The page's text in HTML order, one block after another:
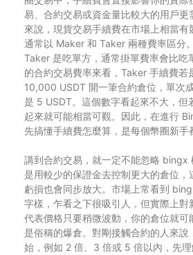
易、合約交易或資金量比較大的用戶
來說，現貨交易手續費在市場上相當有
通常以 Maker 和 Taker 兩種費率區分
Taker 是吃單方，通常掛單費率會比吃
的合約交易費率來看，Taker 手續費若
10,000 USDT 開一筆合約倉位，單次
是 5 USDT。這個數字看起來不大，但
起來就可能相當可觀。因此，在進行
先搞懂手續費怎麼算，是每個幣圈新手
講到合約交易，就一定不能忽略 bingx
是用較少的保證金去控制更大的倉位，
虧損也會同步放大。市場上常看到
字樣，乍看之下很吸引人，但實際上對
代表價格只要稍微波動，你的倉位就可
是俗稱的爆倉。對剛接觸合約的人來說
始，例如 2 倍、3 倍或 5 倍以內，先